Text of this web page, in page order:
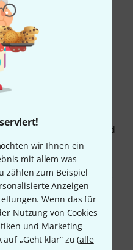
wir Ihnen ein
mit allem was
zählen zum Beispiel
Anzeigen
Wenn das für
Nutzung von Cookies
und Marketing
„Geht klar“ zu (alle
Sie auf unserer
Bewertungen und
Götz - darunter
Grad Zoom-Bilder, 12
Götz sind derzeit Top-
Kategorien
Cello.
Conrad Götz ist
Conrad
. Dauerbrenner ist
dem wir inzwischen
Sie jetzt noch günstiger
Tagen haben wir bei 40
Preise nach unten
finden Sie auf